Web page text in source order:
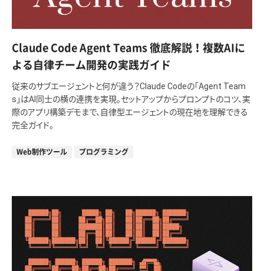
Claude Code Agent Teams 徹底解説！複数AIに
よる自律チーム開発の実践ガイド
従来のサブエージェントと何が違う？Claude Codeの「Agent Team
s」はAI同士の横の連携を実現。セットアップからプロンプトのコツ、実
際のアプリ構築デモまで、自律型エージェントの現在地を理解できる
完全ガイド。
Web制作ツール プログラミング